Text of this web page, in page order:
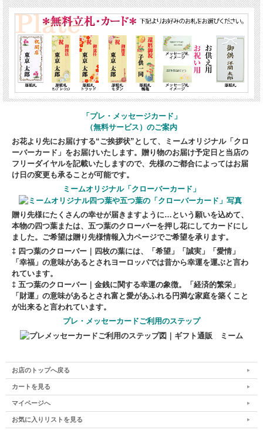
「プレ・メッセージカード」
（無料サービス）のご案内
お花より先にお届けする“ご挨拶状”として、ミームオリジナル「クロ
ーバーカード」をお届けいたします。贈り物のお届け予定日と当店の
フリーダイヤルを記載いたしますので、先様のご都合によってはお届
け日の変更も承ることが可能です。
ミームオリジナル「クローバーカード」
贈り先様にたくさんの幸せが届きますように…という願いを込めて、
本物の四つ葉または、五つ葉のクローバーを押し花にしてカードにし
ました。ご希望は贈り先様情報入力ページでご希望を承ります。
‡ 四つ葉のクローバー｜
四枚の葉には、「希望」「誠実」「愛情」
「幸福」の意味があるとされヨーロッパでは昔から幸運を運ぶと言わ
れています。
‡ 五つ葉のクローバー｜ 金銭に関する幸運の象徴。「経済的繁栄」
「財運」の意味があるとされ富と愛があふれる円満な家庭を築くこと
が出来ると言われています。
プレ・メッセーカードご利用のステップ
お店のトップへ戻る
カートを見る
マイページへ
お気に入りリストを見る